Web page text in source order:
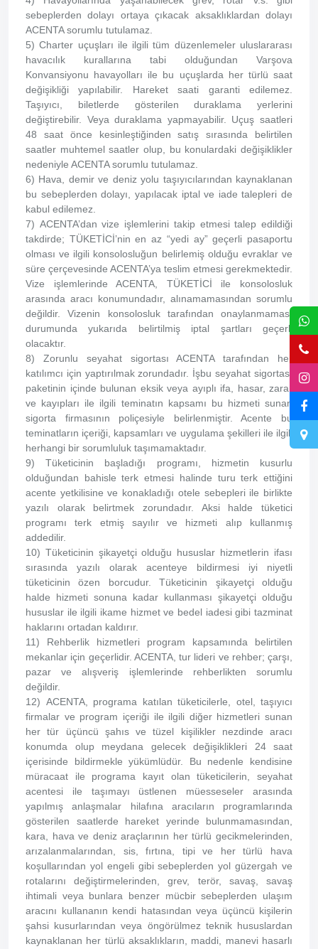
sebeplerden dolayı ortaya çıkacak aksaklıklardan dolayı
ACENTA sorumlu tutulamaz.
5) Charter uçuşları ile ilgili tüm düzenlemeler uluslararası
havacılık kurallarına tabi olduğundan Varşova
Konvansiyonu havayolları ile bu uçuşlarda her türlü saat
değişikliği yapılabilir. Hareket saati garanti edilemez.
Taşıyıcı, biletlerde gösterilen duraklama yerlerini
değiştirebilir. Veya duraklama yapmayabilir. Uçuş saatleri
48 saat önce kesinleştiğinden satış sırasında belirtilen
saatler muhtemel saatler olup, bu konulardaki değişiklikler
nedeniyle ACENTA sorumlu tutulamaz.
6) Hava, demir ve deniz yolu taşıyıcılarından kaynaklanan
bu sebeplerden dolayı, yapılacak iptal ve iade talepleri de
kabul edilemez.
7) ACENTA’dan vize işlemlerini takip etmesi talep edildiği
takdirde; TÜKETİCİ’nin en az “yedi ay” geçerli pasaportu
olması ve ilgili konsolosluğun belirlemiş olduğu evraklar ve
süre çerçevesinde ACENTA’ya teslim etmesi gerekmektedir.
Vize işlemlerinde ACENTA, TÜKETİCİ ile konsolosluk
arasında aracı konumundadır, alınamamasından sorumlu
değildir. Vizenin konsolosluk tarafından onaylanmaması
durumunda yukarıda belirtilmiş iptal şartları geçerli
olacaktır.
8) Zorunlu seyahat sigortası ACENTA tarafından her
katılımcı için yaptırılmak zorundadır. İşbu seyahat sigortası
paketinin içinde bulunan eksik veya ayıplı ifa, hasar, zarar
ve kayıpları ile ilgili teminatın kapsamı bu hizmeti sunan
sigorta firmasının poliçesiyle belirlenmiştir. Acente bu
teminatların içeriği, kapsamları ve uygulama şekilleri ile ilgili
herhangi bir sorumluluk taşımamaktadır.
9) Tüketicinin başladığı programı, hizmetin kusurlu
olduğundan bahisle terk etmesi halinde turu terk ettiğini
acente yetkilisine ve konakladığı otele sebepleri ile birlikte
yazılı olarak belirtmek zorundadır. Aksi halde tüketici
programı terk etmiş sayılır ve hizmeti alıp kullanmış
addedilir.
10) Tüketicinin şikayetçi olduğu hususlar hizmetlerin ifası
sırasında yazılı olarak acenteye bildirmesi iyi niyetli
tüketicinin özen borcudur. Tüketicinin şikayetçi olduğu
halde hizmeti sonuna kadar kullanması şikayetçi olduğu
hususlar ile ilgili ikame hizmet ve bedel iadesi gibi tazminat
haklarını ortadan kaldırır.
11) Rehberlik hizmetleri program kapsamında belirtilen
mekanlar için geçerlidir. ACENTA, tur lideri ve rehber; çarşı,
pazar ve alışveriş işlemlerinde rehberlikten sorumlu
değildir.
12) ACENTA, programa katılan tüketicilerle, otel, taşıyıcı
firmalar ve program içeriği ile ilgili diğer hizmetleri sunan
her tür üçüncü şahıs ve tüzel kişilikler nezdinde aracı
konumda olup meydana gelecek değişiklikleri 24 saat
içerisinde bildirmekle yükümlüdür. Bu nedenle kendisine
müracaat ile programa kayıt olan tüketicilerin, seyahat
acentesi ile taşımayı üstlenen müesseseler arasında
yapılmış anlaşmalar hilafına aracıların programlarında
gösterilen saatlerde hareket yerinde bulunmamasından,
kara, hava ve deniz araçlarının her türlü gecikmelerinden,
arızalanmalarından, sis, fırtına, tipi ve her türlü hava
koşullarından yol engeli gibi sebeplerden yol güzergah ve
rotalarını değiştirmelerinden, grev, terör, savaş, savaş
ihtimali veya bunlara benzer mücbir sebeplerden ulaşım
aracını kullananın kendi hatasından veya üçüncü kişilerin
şahsi kusurlarından veya öngörülmez teknik hususlardan
kaynaklanan her türlü aksaklıkların, maddi, manevi hasarlı